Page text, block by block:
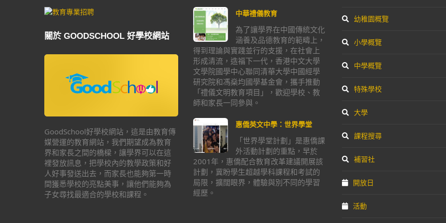
關於 GOODSCHOOL 好學校網站
GoodSchool好學校網站，這是由教育傳
媒營運的教育網站，我們期望成為教育
界和家長之間的橋樑，讓學界可以在這
裡發放訊息，把學校內的教學政策和好
人好事發送出去，而家長也能夠第一時
間獲悉學校的亮點美事，讓他們能夠為
子女尋找最適合的學校和課程。
中華禮儀教育
為了讓學界在中國傳統文化
涵養及品德教育的範疇上，
得到理論與實踐並行的支援，在社會上
形成清流，造福下一代，香港中文大學
文學院國學中心聯同清華大學中國經學
研究院和馮燊均國學基金會，攜手推動
「禮儀文明教育項目」，歡迎學校、教
師和家長一同參與。
惠僑英文中學：世界學堂
「世界學堂計劃」是惠僑課
外活動計劃的重點，早於
2001年，惠僑配合教育改革建議開展該
計劃，冀盼學生超越學科課程和考試的
局限，擴闊眼界，體驗與別不同的學習
經歷。
幼稚園概覽
小學概覽
中學概覽
特殊學校
大學
課程搜尋
補習社
開放日
活動